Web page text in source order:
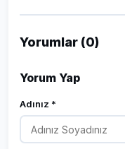
Yorumlar (0)
Yorum Yap
Adınız *